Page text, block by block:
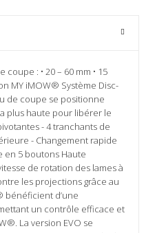
: • 20 – 60 mm • 15
MY iMOW® Système Disc-
de coupe se positionne
plus haute pour libérer le
- 4 tranchants de
- Changement rapide
en 5 boutons Haute
de rotation des lames à
les projections grâce au
bénéficient d’une
un contrôle efficace et
La version EVO se